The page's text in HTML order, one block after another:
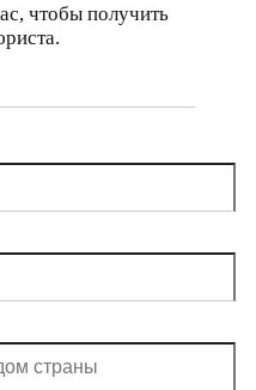
чтобы получить